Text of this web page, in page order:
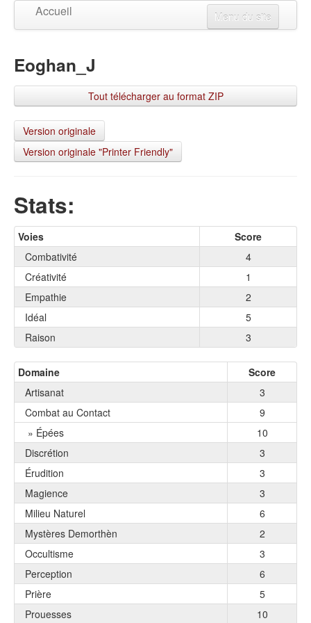
Menu du site
Accueil
Mises à jour
Visualiser un personnage
Changer la langue
Connexion
S'inscrire
Eoghan_J
Tout télécharger au format ZIP
Version originale
Version originale "Printer Friendly"
Stats:
Voies
Score
Combativité
4
Créativité
1
Empathie
2
Idéal
5
Raison
3
Domaine
Score
Artisanat
3
Combat au Contact
9
» Épées
10
Discrétion
3
Érudition
3
Magience
3
Milieu Naturel
6
Mystères Demorthèn
2
Occultisme
3
Perception
6
Prière
5
Prouesses
10